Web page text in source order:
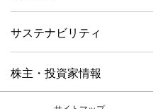
サステナビリティ
株主・投資家情報